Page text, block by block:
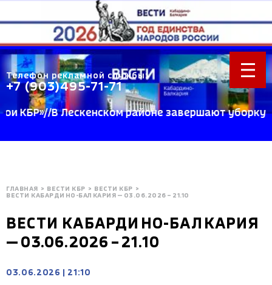
Телефон рекламной службы:
+7 (903)495-71-71
В Лескенском районе завершают уборку
ГЛАВНАЯ > ВЕСТИ КБР > ВЕСТИ КБР >
BЕСТИ КАБАРДИНО-БАЛКАРИЯ — 03.06.2026 – 21.10
BЕСТИ КАБАРДИНО-БАЛКАРИЯ
— 03.06.2026 – 21.10
03.06.2026 21:10